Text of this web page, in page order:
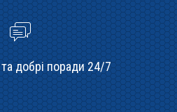
добрі поради 24/7